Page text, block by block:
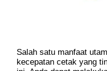
Salah satu manfaat
kecepatan cetak yang